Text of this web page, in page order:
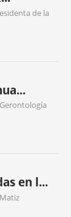
de la
en l...